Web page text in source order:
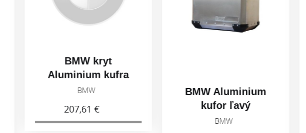
BMW kryt
Aluminium kufra
čierny
BMW
207,61 €
BMW Aluminium
kufor ľavý
BMW